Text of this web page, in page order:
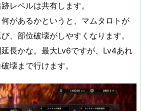
レベルは共有します。
があるかというと、マムタロトが
、部位破壊がしやすくなります。
長かな。最大Lv6ですが、Lv4あれ
壊まで行けます。